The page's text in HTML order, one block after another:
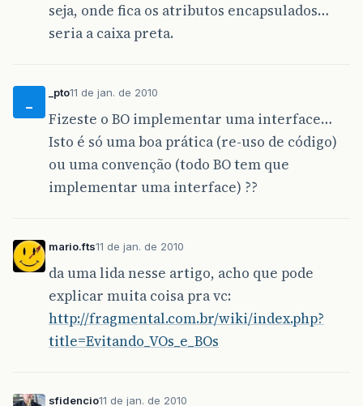
seja, onde fica os atributos encapsulados…
seria a caixa preta.
_pto11 de jan. de 2010
Fizeste o BO implementar uma interface…
Isto é só uma boa prática (re-uso de código)
ou uma convenção (todo BO tem que
implementar uma interface) ??
mario.fts11 de jan. de 2010
da uma lida nesse artigo, acho que pode
explicar muita coisa pra vc:
http://fragmental.com.br/wiki/index.php?
title=Evitando_VOs_e_BOs
sfidencio11 de jan. de 2010